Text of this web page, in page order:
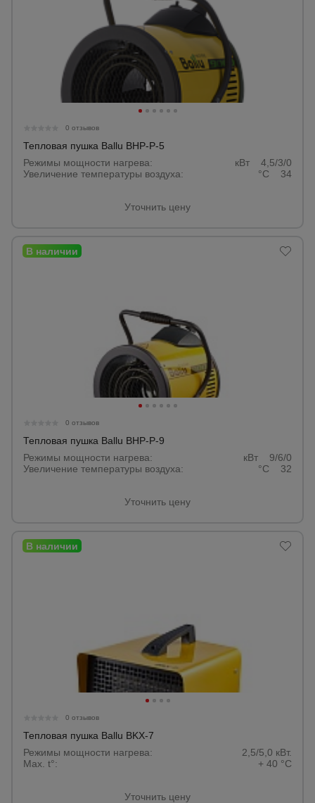
0 отзывов
Тепловая пушка Ballu BHP-P-5
Режимы мощности нагрева:
кВт 4,5/3/0
Увеличение температуры воздуха:
°С 34
Уточнить цену
0 отзывов
Тепловая пушка Ballu BHP-P-9
Режимы мощности нагрева:
кВт 9/6/0
Увеличение температуры воздуха:
°С 32
Уточнить цену
0 отзывов
Тепловая пушка Ballu BKX-7
Режимы мощности нагрева:
2,5/5,0 кВт.
Max. t°:
+ 40 °С
Уточнить цену